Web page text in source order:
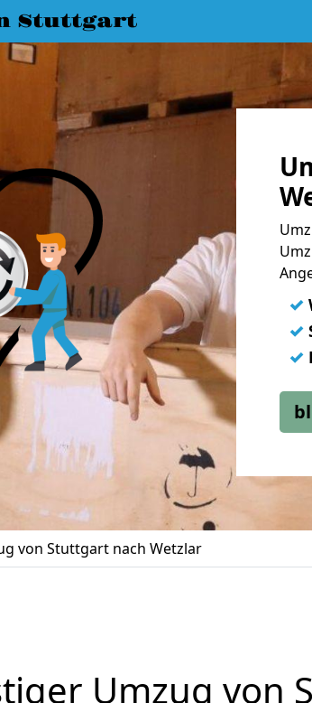
Stuttgart
✓
✓
✓
von Stuttgart nach Wetzlar
Umzug von